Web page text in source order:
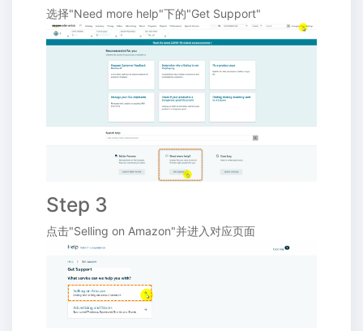
选择"Need more help"下的"Get Support"
Step 3
点击"Selling on Amazon"并进入对应页面